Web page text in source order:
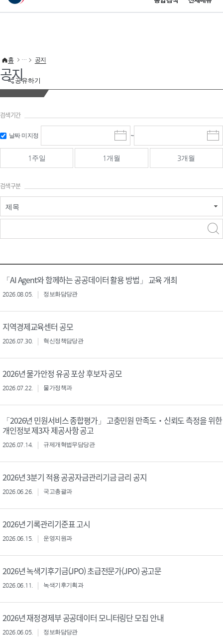
이 누리집은 대한민국 공식 전자정부 누리집입니다.
공유하기
홈 공지
공지
검색기간
날짜 미지정
시
작
일
선
~
종
료
선
1주일 1개월 3개월
검색구분
제목
「AI Agent와 함께하는 공공데이터 활용 방법」 교육 개최
2026.08.05. 정보화담당관
지역경제교육센터 공모
2026.07.30. 혁신정책담당관
2026년 물가안정 유공 포상 후보자 공모
2026.07.22. 물가정책과
「2026년 민원서비스 종합평가」 고충민원 만족도‧신뢰도 측정을 위한
개인정보 제3자 제공사항 공고
2026.07.14. 규제개혁법무담당관
2026년 3분기 적용 공공자금관리기금 금리 공지
2026.06.26. 국고총괄과
2026년 기록관리기준표 고시
2026.06.15. 운영지원과
2026년 녹색기후기금(JPO) 초급전문가(JPO) 공고문
2026.06.11. 녹색기후기획과
2026년 재정경제부 공공데이터 모니터링단 모집 안내
2026.06.05. 정보화담당관